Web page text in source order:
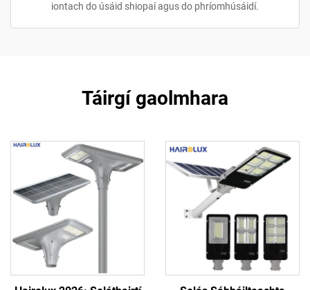
iontach do úsáid shiopaí agus do phríomhúsáidí.
Táirgí gaolmhara